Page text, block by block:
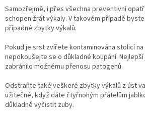
Samozřejmě, i přes všechna preventivní
schopen žrát výkaly. V takovém případě
případné zbytky výkalů.
Pokud je srst zvířete kontaminována stolicí
nepokoušejte se o důkladné koupání.
zabránilo možnému přenosu patogenů.
Odstraňte také veškeré zbytky výkalů z úst
užitečné, když dáte čtyřnohým přátelům
důkladně vyčistit zuby.